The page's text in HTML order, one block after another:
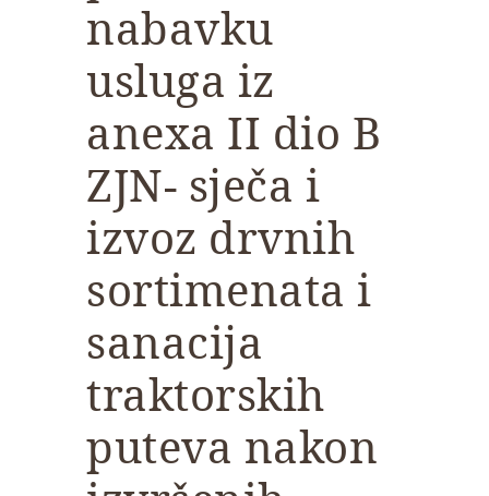
nabavku
usluga iz
anexa II dio B
ZJN- sječa i
izvoz drvnih
sortimenata i
sanacija
traktorskih
puteva nakon